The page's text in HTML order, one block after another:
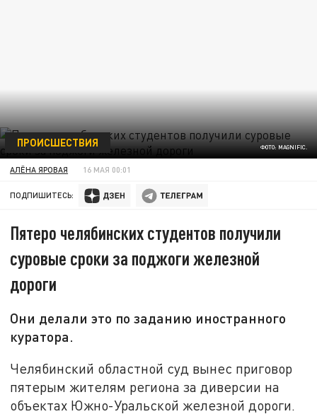
ФОТО: MAGNIFIC.
ПРОИСШЕСТВИЯ
АЛЁНА ЯРОВАЯ 16 МАЯ 00:01
ПОДПИШИТЕСЬ:
Пятеро челябинских студентов получили
суровые сроки за поджоги железной
дороги
Они делали это по заданию иностранного
куратора.
Челябинский областной суд вынес приговор
пятерым жителям региона за диверсии на
объектах Южно-Уральской железной дороги.